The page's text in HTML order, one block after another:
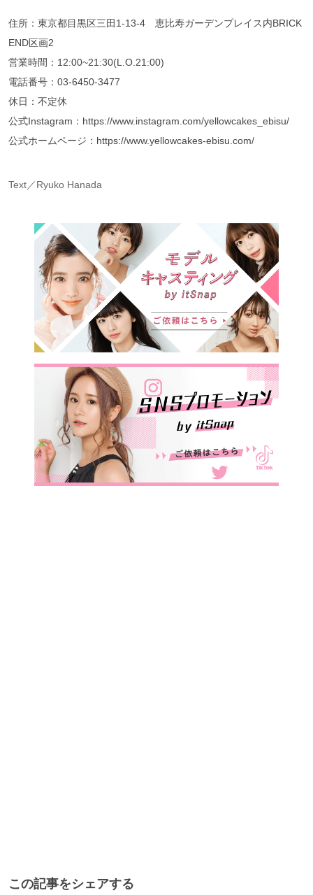
住所：東京都目黒区三田1-13-4 恵比寿ガーデンプレイス内BRICK
END区画2
営業時間：12:00~21:30(L.O.21:00)
電話番号：03-6450-3477
休日：不定休
公式Instagram：https://www.instagram.com/yellowcakes_ebisu/
公式ホームページ：https://www.yellowcakes-ebisu.com/
Text／Ryuko Hanada
この記事をシェアする